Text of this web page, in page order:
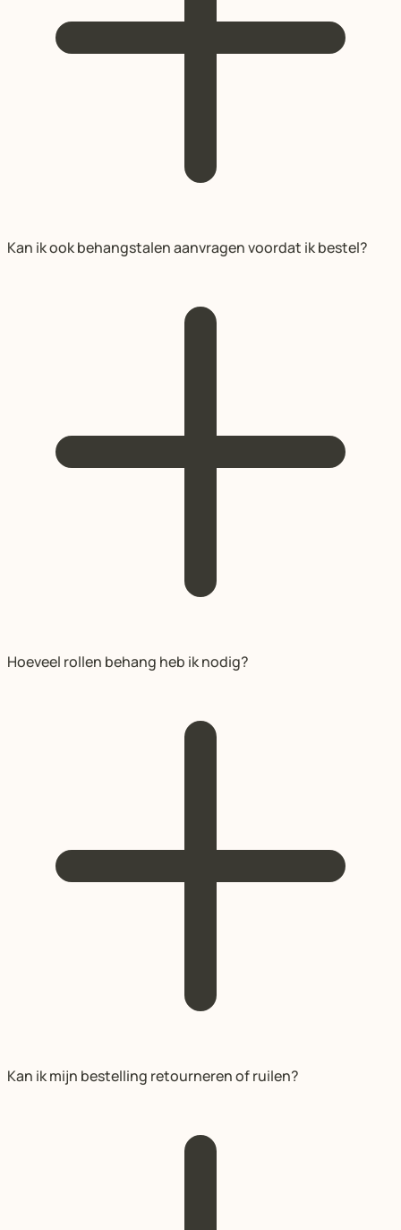
Kan ik ook behangstalen aanvragen voordat ik bestel?
Hoeveel rollen behang heb ik nodig?
Kan ik mijn bestelling retourneren of ruilen?